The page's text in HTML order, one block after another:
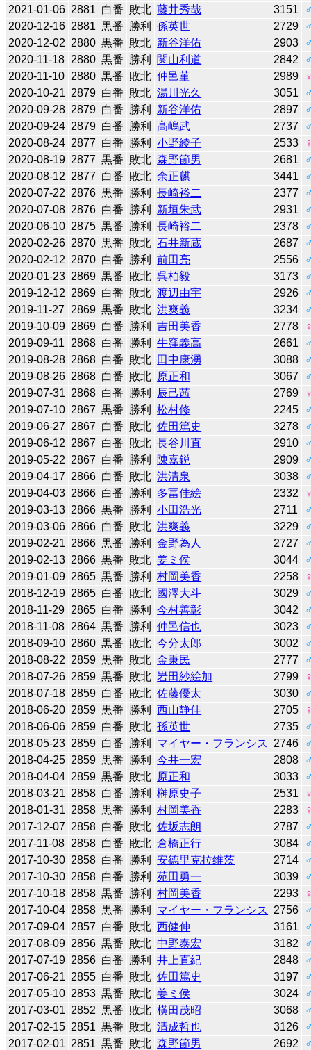
2021-01-06 2881 白番 敗北 藤井秀哉 3151
2020-12-16 2881 黒番 勝利 孫英世 2729
2020-12-02 2880 黒番 敗北 新谷洋佑 2903
2020-11-18 2880 黒番 勝利 関山利道 2842
2020-11-10 2880 黒番 敗北 仲邑菫 2989
2020-10-21 2879 白番 敗北 湯川光久 3051
2020-09-28 2879 白番 勝利 新谷洋佑 2897
2020-09-24 2879 白番 勝利 髙嶋武 2737
2020-08-24 2877 白番 勝利 小野綾子 2533
2020-08-19 2877 黒番 敗北 森野節男 2681
2020-08-12 2877 白番 敗北 余正麒 3441
2020-07-22 2876 黒番 勝利 長崎裕二 2377
2020-07-08 2876 白番 勝利 新垣朱武 2931
2020-06-10 2875 黒番 勝利 長崎裕二 2378
2020-02-26 2870 黒番 敗北 石井新蔵 2687
2020-02-12 2870 白番 勝利 前田亮 2556
2020-01-23 2869 黒番 敗北 呉柏毅 3173
2019-12-12 2869 白番 敗北 渡辺由宇 2926
2019-11-27
2869 黒番 敗北 洪爽義 3234
2019-10-09 2869 白番 勝利 吉田美香 2778
2019-09-11
2868 白番 勝利 牛窪義高 2661
2019-08-28 2868 白番 敗北 田中康湧 3088
2019-08-26 2868 白番 敗北 原正和 3067
2019-07-31 2868 白番 勝利 辰己茜 2769
2019-07-10 2867 黒番 勝利 松村修 2245
2019-06-27 2867 白番 敗北 佐田篤史 3278
2019-06-12 2867 白番 敗北 長谷川直 2910
2019-05-22 2867 白番 勝利 陳嘉鋭 2909
2019-04-17 2866 白番 敗北 洪清泉 3038
2019-04-03 2866 白番 勝利 多冨佳絵 2332
2019-03-13 2866 黒番 勝利 小田浩光 2711
2019-03-06 2866 白番 敗北 洪爽義 3229
2019-02-21 2866 黒番 勝利 金野為人 2727
2019-02-13 2866 黒番 敗北 姜ミ侯 3044
2019-01-09 2865 黒番 勝利 村岡美香 2258
2018-12-19 2865 白番 敗北 國澤大斗 3029
2018-11-29 2865 白番 勝利 今村善彰 3042
2018-11-08 2864 黒番 勝利 仲邑信也 3023
2018-09-10 2860 黒番 敗北 今分太郎 3002
2018-08-22 2859 黒番 敗北 金秉民 2777
2018-07-26 2859 黒番 敗北 岩田紗絵加 2799
2018-07-18 2859 白番 敗北 佐藤優太 3030
2018-06-20 2859 黒番 勝利 西山静佳 2705
2018-06-06 2859 白番 敗北 孫英世 2735
2018-05-23 2859 白番 勝利 マイヤー・フランシス 2746
2018-04-25 2859 黒番 勝利 今井一宏 2808
2018-04-04 2859 黒番 敗北 原正和 3033
2018-03-21 2858 白番 勝利 榊原史子 2531
2018-01-31 2858 黒番 勝利 村岡美香 2283
2017-12-07 2858 白番 敗北 佐坂志朗 2787
2017-11-08 2858 白番 敗北 倉橋正行 3084
2017-10-30 2858 白番 勝利 安德里克拉维茨 2714
2017-10-30 2858 白番 勝利 苑田勇一 3039
2017-10-18 2858 黒番 勝利 村岡美香 2293
2017-10-04 2858 黒番 勝利 マイヤー・フランシス 2756
2017-09-04 2857 白番 敗北 西健伸 3161
2017-08-09 2856 黒番 敗北 中野泰宏 3182
2017-07-19 2856 白番 勝利 井上直紀 2848
2017-06-21 2855 白番 敗北 佐田篤史 3197
2017-05-10 2853 黒番 敗北 姜ミ侯 3024
2017-03-01 2852 黒番 敗北 横田茂昭 3068
2017-02-15 2851 黒番 敗北 清成哲也 3126
2017-02-01 2851 黒番 敗北 森野節男 2692